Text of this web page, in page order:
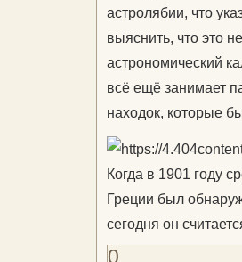
астролябии, что
выяснить, что это
астрономический
всё ещё занимает
находок, которые
Когда в 1901 году
Греции был
сегодня он
0